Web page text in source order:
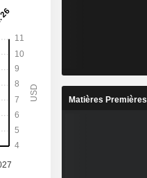
Matières Premières